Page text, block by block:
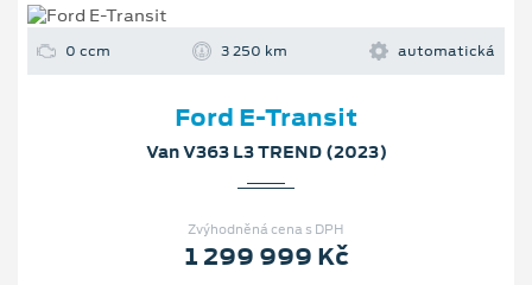
0 ccm 3 250 km automatická
Ford E-Transit
Van V363 L3 TREND (2023)
Zvýhodněná cena s DPH
1 299 999 Kč